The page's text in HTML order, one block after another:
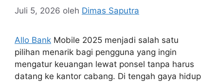
Juli 5, 2026 oleh Dimas Saputra
Allo Bank Mobile 2025 menjadi salah satu
pilihan menarik bagi pengguna yang ingin
mengatur keuangan lewat ponsel tanpa harus
datang ke kantor cabang. Di tengah gaya hidup